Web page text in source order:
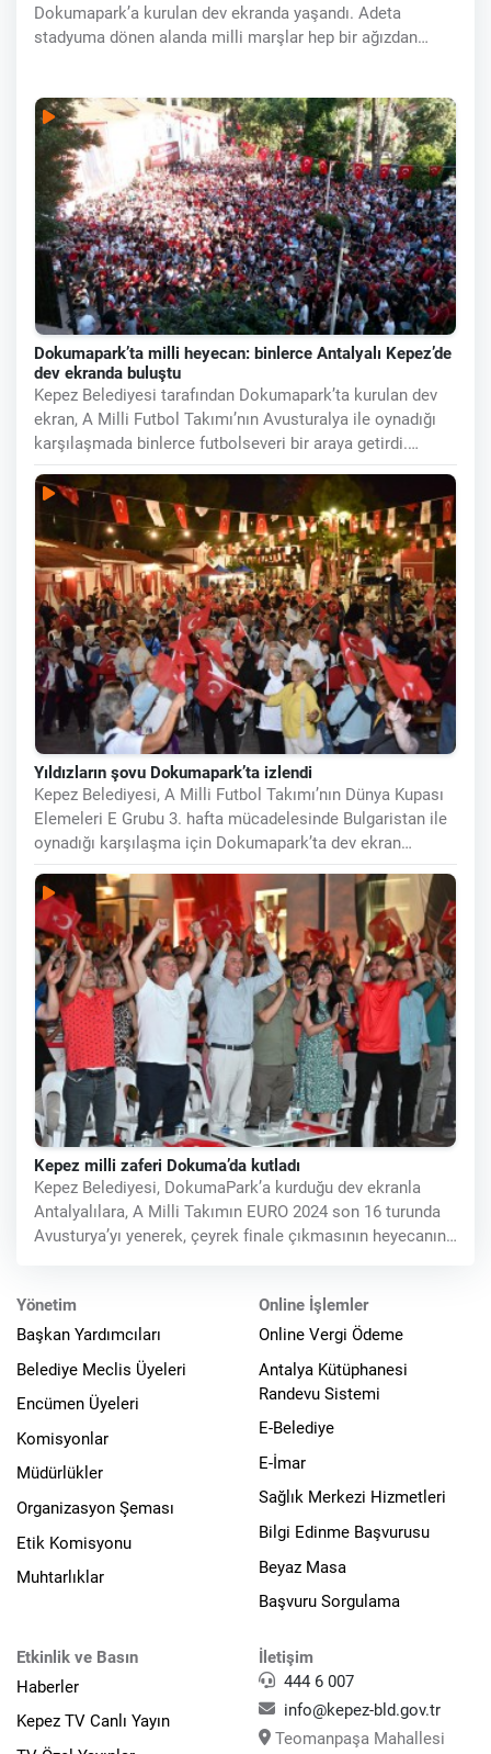
Dokumapark’a kurulan dev ekranda yaşandı. Adeta
stadyuma dönen alanda milli marşlar hep bir ağızdan
Dokumapark’ta milli heyecan: binlerce Antalyalı Kepez’de
dev ekranda buluştu
Kepez Belediyesi tarafından Dokumapark’ta kurulan dev
ekran, A Milli Futbol Takımı’nın Avusturalya ile oynadığı
karşılaşmada binlerce futbolseveri bir araya getirdi.
Sabahın erken
Yıldızların şovu Dokumapark’ta izlendi
Kepez Belediyesi, A Milli Futbol Takımı’nın Dünya Kupası
Elemeleri E Grubu 3. hafta mücadelesinde Bulgaristan ile
oynadığı karşılaşma için Dokumapark’ta dev ekran
kurarak
Kepez milli zaferi Dokuma’da kutladı
Kepez Belediyesi, DokumaPark’a kurduğu dev ekranla
Antalyalılara, A Milli Takımın EURO 2024 son 16 turunda
Avusturya’yı yenerek, çeyrek finale çıkmasının heyecanını
Yönetim
Başkan Yardımcıları
Belediye Meclis Üyeleri
Encümen Üyeleri
Komisyonlar
Müdürlükler
Organizasyon Şeması
Etik Komisyonu
Muhtarlıklar
Online İşlemler
Online Vergi Ödeme
Antalya Kütüphanesi
Randevu Sistemi
E-Belediye
E-İmar
Sağlık Merkezi Hizmetleri
Bilgi Edinme Başvurusu
Beyaz Masa
Başvuru Sorgulama
Etkinlik ve Basın
Haberler
Kepez TV Canlı Yayın
İletişim
444 6 007
info@kepez-bld.gov.tr
Teomanpaşa Mahallesi